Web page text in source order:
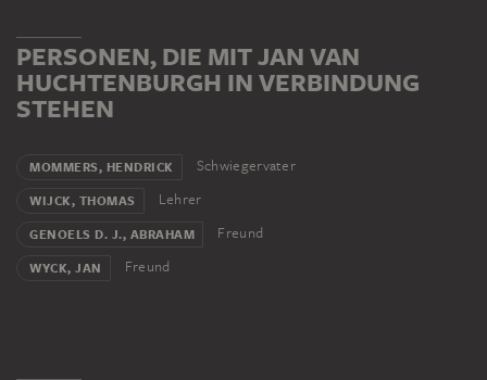
PERSONEN, DIE MIT JAN VAN
HUCHTENBURGH IN VERBINDUNG
STEHEN
MOMMERS, HENDRICK Schwiegervater
WIJCK, THOMAS Lehrer
GENOELS D. J., ABRAHAM Freund
WYCK, JAN Freund